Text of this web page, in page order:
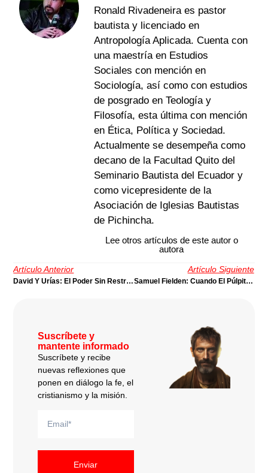
Ronald Rivadeneira es pastor
bautista y licenciado en
Antropología Aplicada. Cuenta con
una maestría en Estudios
Sociales con mención en
Sociología, así como con estudios
de posgrado en Teología y
Filosofía, esta última con mención
en Ética, Política y Sociedad.
Actualmente se desempeña como
decano de la Facultad Quito del
Seminario Bautista del Ecuador y
como vicepresidente de la
Asociación de Iglesias Bautistas
de Pichincha.
Lee otros artículos de este autor o
autora
Artículo Anterior
David Y Urías: El Poder Sin Restricciones Que Convierte Al Rey En Faraón
Artículo Siguiente
Samuel Fielden: Cuando El Púlpito Se Encontró Con La Huelga
Suscríbete y
mantente informado
Suscríbete y recibe
nuevas reflexiones que
ponen en diálogo la fe, el
cristianismo y la misión.
Enviar